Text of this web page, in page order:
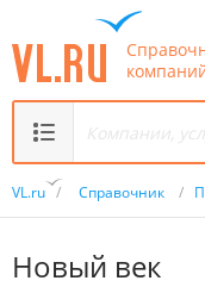
VL.ru / Справочник /
Новый век